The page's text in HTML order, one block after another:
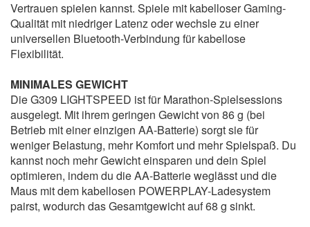
Vertrauen spielen kannst. Spiele mit kabelloser Gaming-
Qualität mit niedriger Latenz oder wechsle zu einer
universellen Bluetooth-Verbindung für kabellose
Flexibilität.
MINIMALES GEWICHT
Die G309 LIGHTSPEED ist für Marathon-Spielsessions
ausgelegt. Mit ihrem geringen Gewicht von 86 g (bei
Betrieb mit einer einzigen AA-Batterie) sorgt sie für
weniger Belastung, mehr Komfort und mehr Spielspaß. Du
kannst noch mehr Gewicht einsparen und dein Spiel
optimieren, indem du die AA-Batterie weglässt und die
Maus mit dem kabellosen POWERPLAY-Ladesystem
pairst, wodurch das Gesamtgewicht auf 68 g sinkt.